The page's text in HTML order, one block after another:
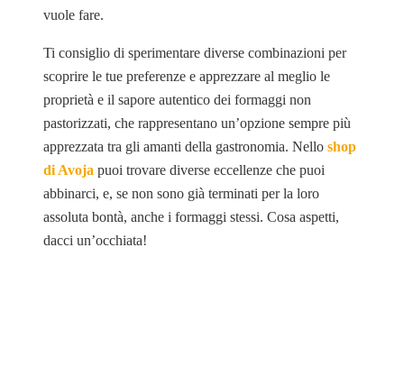
vuole fare.
Ti consiglio di sperimentare diverse combinazioni per
scoprire le tue preferenze e apprezzare al meglio le
proprietà e il sapore autentico dei formaggi non
pastorizzati, che rappresentano un’opzione sempre più
apprezzata tra gli amanti della gastronomia. Nello shop
di Avoja puoi trovare diverse eccellenze che puoi
abbinarci, e, se non sono già terminati per la loro
assoluta bontà, anche i formaggi stessi. Cosa aspetti,
dacci un’occhiata!